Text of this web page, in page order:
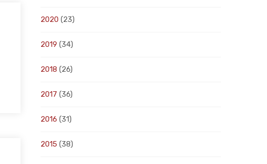
2020(23)
2019 (34)
2018 (26)
2017 (36)
2016 (31)
2015 (38)